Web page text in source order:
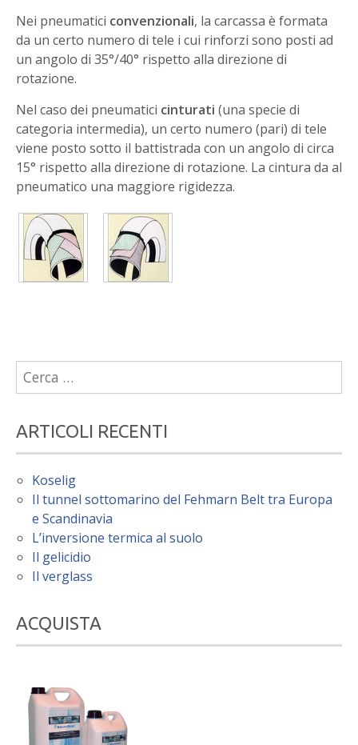
Nei pneumatici convenzionali, la carcassa è formata
da un certo numero di tele i cui rinforzi sono posti ad
un angolo di 35°/40° rispetto alla direzione di
rotazione.
Nel caso dei pneumatici cinturati (una specie di
categoria intermedia), un certo numero (pari) di tele
viene posto sotto il battistrada con un angolo di circa
15° rispetto alla direzione di rotazione. La cintura da al
pneumatico una maggiore rigidezza.
Ricerca
per:
ARTICOLI RECENTI
Koselig
Il tunnel sottomarino del Fehmarn Belt tra Europa
e Scandinavia
L’inversione termica al suolo
Il gelicidio
Il verglass
ACQUISTA